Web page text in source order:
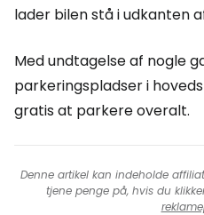
lader bilen stå i udkanten
Med undtagelse af nogle
parkeringspladser i
gratis at parkere overalt.
Denne artikel kan indeholde
tjene penge på, hvis du